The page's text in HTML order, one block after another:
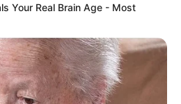
Your Real Brain Age - Most